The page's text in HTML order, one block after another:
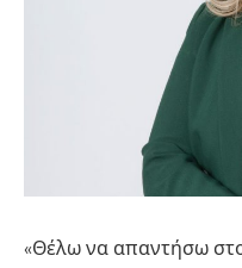
«Θέλω να απαντήσω